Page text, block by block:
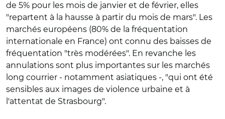
de 5% pour les mois de janvier et de février, elles
"repartent à la hausse à partir du mois de mars". Les
marchés européens (80% de la fréquentation
internationale en France) ont connu des baisses de
fréquentation "très modérées". En revanche les
annulations sont plus importantes sur les marchés
long courrier - notamment asiatiques -, "qui ont été
sensibles aux images de violence urbaine et à
l'attentat de Strasbourg".